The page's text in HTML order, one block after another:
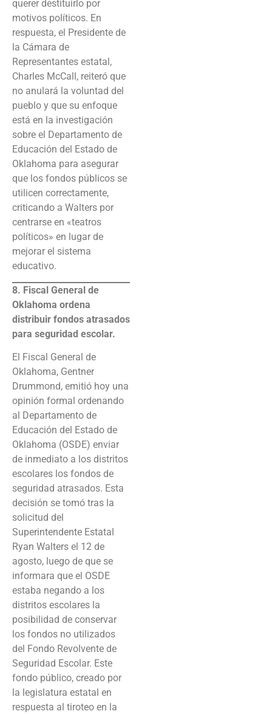
querer destituirlo por
motivos políticos. En
respuesta, el Presidente de
la Cámara de
Representantes estatal,
Charles McCall, reiteró que
no anulará la voluntad del
pueblo y que su enfoque
está en la investigación
sobre el Departamento de
Educación del Estado de
Oklahoma para asegurar
que los fondos públicos se
utilicen correctamente,
criticando a Walters por
centrarse en «teatros
políticos» en lugar de
mejorar el sistema
educativo.
8. Fiscal General de
Oklahoma ordena
distribuir fondos atrasados
para seguridad escolar.
El Fiscal General de
Oklahoma, Gentner
Drummond, emitió hoy una
opinión formal ordenando
al Departamento de
Educación del Estado de
Oklahoma (OSDE) enviar
de inmediato a los distritos
escolares los fondos de
seguridad atrasados. Esta
decisión se tomó tras la
solicitud del
Superintendente Estatal
Ryan Walters el 12 de
agosto, luego de que se
informara que el OSDE
estaba negando a los
distritos escolares la
posibilidad de conservar
los fondos no utilizados
del Fondo Revolvente de
Seguridad Escolar. Este
fondo público, creado por
la legislatura estatal en
respuesta al tiroteo en la